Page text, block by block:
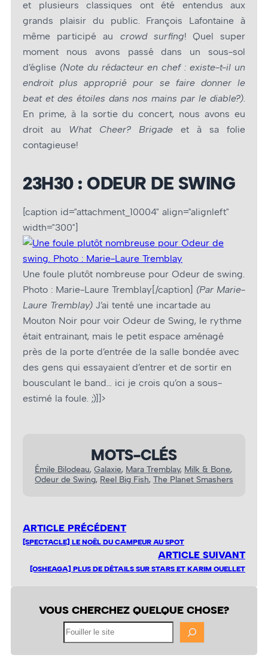
et plusieurs classiques ont été entendus aux
grands plaisir du public. François Lafontaine à
même participé au crowd surfing! Quel super
moment nous avons passé dans un sous-sol
d’église (Note du rédacteur en chef : existe-t-il un
endroit plus approprié pour se faire donner le
beat et des étoiles dans nos mains par le diable?)
En prime, à la sortie du concert, nous avons eu
droit au What Cheer? Brigade et à sa folie
contagieuse!
23H30 : ODEUR DE SWING
[caption id="attachment_10004" align="alignleft"
width="300"]
Une foule plutôt nombreuse pour Odeur de swing.
Photo : Marie-Laure Tremblay[/caption] (Par Marie-
Laure Tremblay) J’ai tenté une incartade au
Mouton Noir pour voir Odeur de Swing, le rythme
était entrainant, mais le petit espace aménagé
près de la porte d’entrée de la salle bondée avec
des gens qui essayaient d’entrer et de sortir en
bousculant le band… ici je crois qu’on a sous-
estimé la foule. ;)]]>
MOTS-CLÉS
Émile Bilodeau, Galaxie, Mara Tremblay, Milk & Bone
Odeur de Swing, Reel Big Fish, The Planet Smashers
ARTICLE PRÉCÉDENT
[SPECTACLE] LE NOËL DU CAMPEUR AU SPOT
ARTICLE SUIVANT
[OSHEAGA] PLUS DE DÉTAILS SUR STARS ET KARIM OUELLET
VOUS CHERCHEZ QUELQUE CHOSE?